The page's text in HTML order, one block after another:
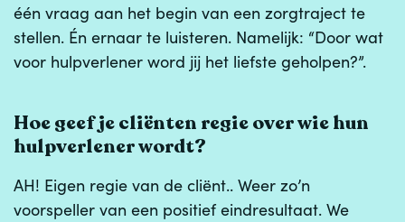
één vraag aan het begin van een zorgtraject te
stellen. Én ernaar te luisteren. Namelijk: “Door wat
voor hulpverlener word jij het liefste geholpen?”.
Hoe geef je cliënten regie over wie hun
hulpverlener wordt?
AH! Eigen regie van de cliënt.. Weer zo’n
voorspeller van een positief eindresultaat. We